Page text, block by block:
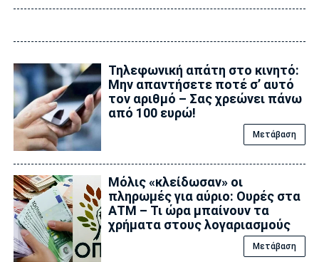
Τηλεφωνική απάτη στο κινητό:
Μην απαντήσετε ποτέ σ’ αυτό
τον αριθμό – Σας χρεώνει πάνω
από 100 ευρώ!
Μετάβαση
Μόλις «κλείδωσαν» οι
πληρωμές για αύριο: Ουρές στα
ΑΤΜ – Τι ώρα μπαίνουν τα
χρήματα στους λογαριασμούς
Μετάβαση